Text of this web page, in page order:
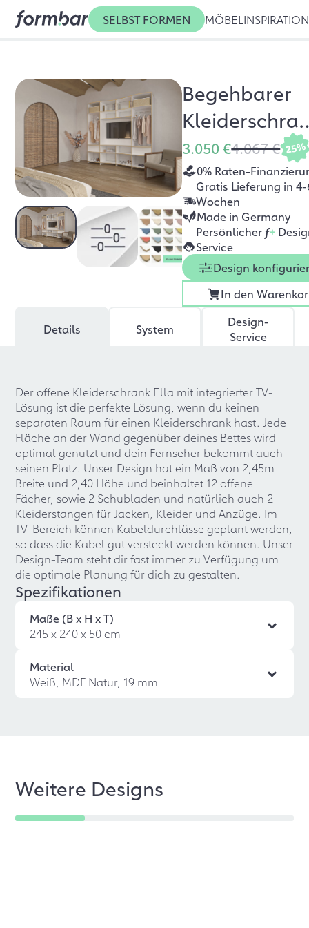
SELBST FORMEN MÖBEL INSPIRATION
Begehbarer
Ella
3.050 €4.067 € 25%
0% Raten-
Gratis Lieferung in 4-
Wochen
Made in Germany
Persönlicher f+
Service
Design
In den
Details System
Design-
Service
Der offene Kleiderschrank Ella mit integrierter TV-
Lösung ist die perfekte Lösung, wenn du keinen
separaten Raum für einen Kleiderschrank hast. Jede
Fläche an der Wand gegenüber deines Bettes wird
optimal genutzt und dein Fernseher bekommt auch
seinen Platz. Unser Design hat ein Maß von 2,45m
Breite und 2,40 Höhe und beinhaltet 12 offene
Fächer, sowie 2 Schubladen und natürlich auch 2
Kleiderstangen für Jacken, Kleider und Anzüge. Im
TV-Bereich können Kabeldurchlässe geplant werden,
so dass die Kabel gut versteckt werden können. Unser
Design-Team steht dir fast immer zu Verfügung um
die optimale Planung für dich zu gestalten.
Spezifikationen
Maße (B x H x T)
245 x 240 x 50 cm
Material
Weiß, MDF Natur, 19 mm
Weitere Designs